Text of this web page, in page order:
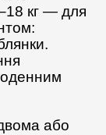
кг — для
або